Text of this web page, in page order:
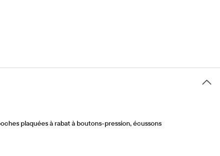
plaquées à rabat à boutons-pression, écussons